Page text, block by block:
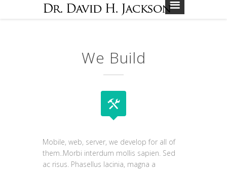
We Build
Mobile, web, server, we develop for all of
them..Morbi interdum mollis sapien. Sed
ac risus. Phasellus lacinia, magna a